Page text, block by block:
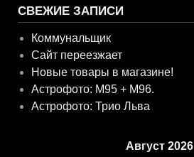
СВЕЖИЕ ЗАПИСИ
Коммунальщик
Сайт переезжает
Новые товары в магазине!
Астрофото: M95 + M96.
Астрофото: Трио Льва
Август 2026